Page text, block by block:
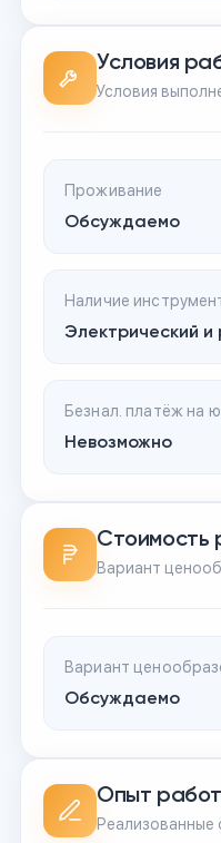
Условия
Условия
Проживание
Обсуждаемо
Наличие
Электрический и
Безнал. платёж на
Невозможно
Стоимость
Вариант
Вариант
Обсуждаемо
Опыт
Реализованные